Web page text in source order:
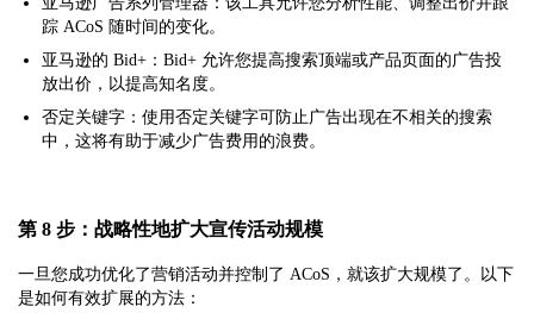
踪 ACoS 随时间的变化。
亚马逊的 Bid+：Bid+ 允许您提高搜索顶端或产品页面的广告投
放出价，以提高知名度。
否定关键字：使用否定关键字可防止广告出现在不相关的搜索
中，这将有助于减少广告费用的浪费。
第 8 步：战略性地扩大宣传活动规模
一旦您成功优化了营销活动并控制了 ACoS，就该扩大规模了。以下
是如何有效扩展的方法：